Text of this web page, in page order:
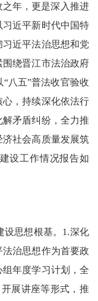
年，更是深入推进
近平新时代中国特
近平法治思想和党
绕晋江市法治政府
八五”普法收官验收
，持续深化依法行
矛盾纠纷，全力推
社会高质量发展筑
设工作情况报告如
思想根基。1.深化
治思想作为首要政
年度学习计划，全
展讲座等形式，推